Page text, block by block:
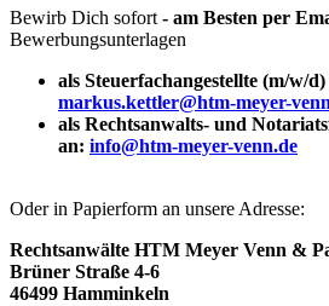
Bewirb Dich sofort - am Besten per
Bewerbungsunterlagen
als Steuerfachangestellte (m/w/
markus.kettler@htm-meyer-
als Rechtsanwalts- und
an: info@htm-meyer-venn.de
Oder in Papierform an unsere Adresse:
Rechtsanwälte HTM Meyer Venn &
Brüner Straße 4-6
46499 Hamminkeln